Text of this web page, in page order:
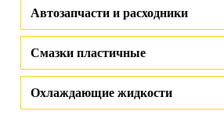
Автозапчасти и расходники
Смазки пластичные
Охлаждающие жидкости